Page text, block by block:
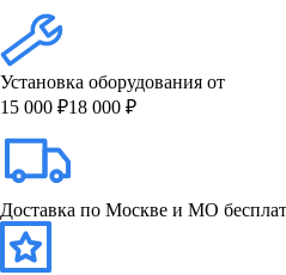
Установка оборудования от
15 000 ₽18 000 ₽
Доставка по Москве и МО